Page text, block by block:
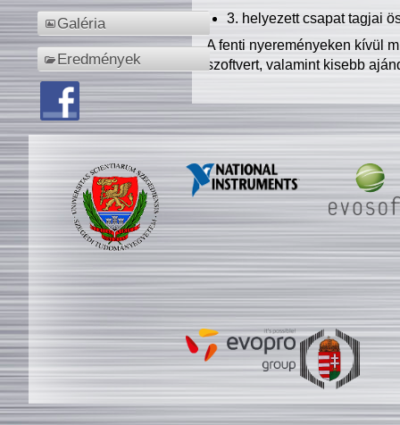
Galéria
Eredmények
3. helyezett csapat tagjai
A fenti nyereményeken kívül
szoftvert, valamint kisebb